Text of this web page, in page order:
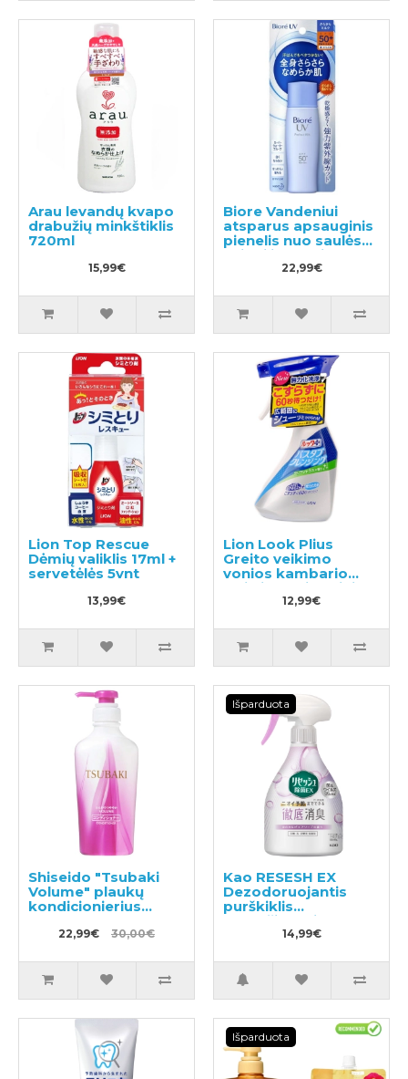
Arau levandų kvapo
drabužių minkštiklis
720ml
15,99€
Biore Vandeniui
atsparus apsauginis
pienelis nuo saulės
veidui ir kūnui SPF
50+ 40ml22,99€
Lion Top Rescue
Dėmių valiklis 17ml +
servetėlės 5vnt
13,99€
Lion Look Plius
Greito veikimo
vonios kambario
valiklis su citrusiniu
kvapu 500ml
12,99€
Shiseido "Tsubaki
Volume" plaukų
kondicionierius
22,99€ 30,00€
Išparduota
Kao RESESH EX
Dezodoruojantis
purškiklis
drabužiams ir
skalbiniams, muilo
14,99€
Išparduota